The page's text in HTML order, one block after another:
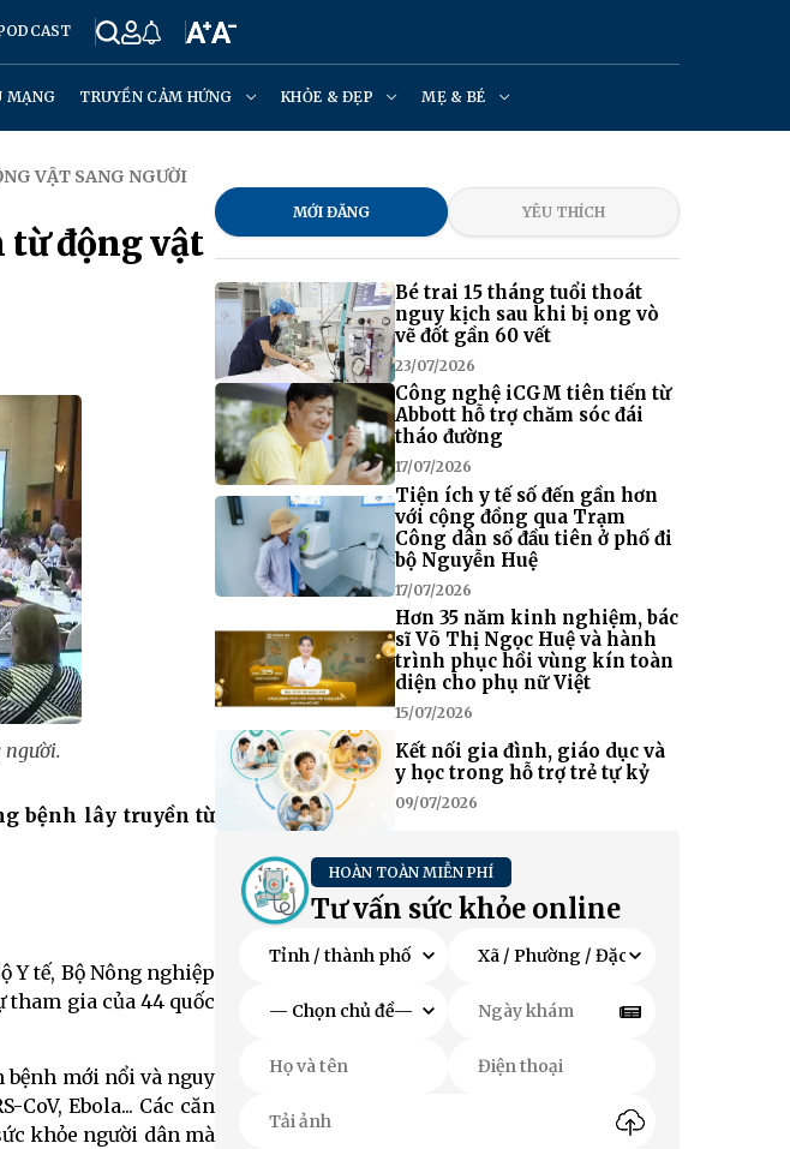
MẠNG TRUYỀN CẢM HỨNG KHỎE & ĐẸP MẸ & BÉ
VẬT SANG NGƯỜI
từ động vật
người.
bệnh lây truyền từ
Y tế, Bộ Nông nghiệp
tham gia của 44 quốc
mới nổi và nguy
CoV, Ebola... Các căn
khỏe người dân mà
MỚI ĐĂNG YÊU THÍCH
Bé trai 15 tháng tuổi thoát
nguy kịch sau khi bị ong vò
vẽ đốt gần 60 vết
23/07/2026
Công nghệ iCGM tiên tiến từ
Abbott hỗ trợ chăm sóc đái
tháo đường
17/07/2026
Tiện ích y tế số đến gần hơn
với cộng đồng qua Trạm
Công dân số đầu tiên ở phố đi
bộ Nguyễn Huệ
17/07/2026
Hơn 35 năm kinh nghiệm, bác
sĩ Võ Thị Ngọc Huệ và hành
trình phục hồi vùng kín toàn
diện cho phụ nữ Việt
15/07/2026
Kết nối gia đình, giáo dục và
y học trong hỗ trợ trẻ tự kỷ
09/07/2026
HOÀN TOÀN MIỄN PHÍ
Tư vấn sức khỏe online